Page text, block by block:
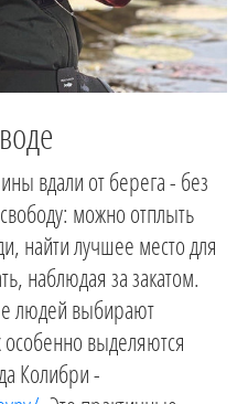
вдали от берега - без
можно отплыть
найти лучшее место для
наблюдая за закатом.
людей выбирают
выделяются
Колибри -